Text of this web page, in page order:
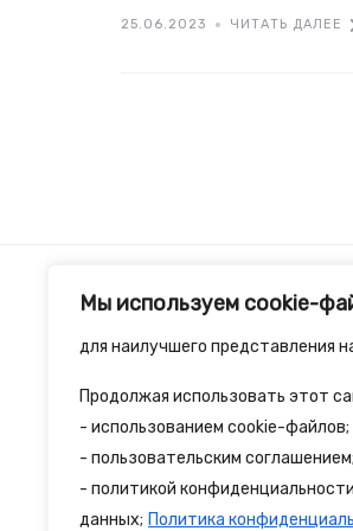
Мы используем cookie-
для наилучшего представления
Продолжая использовать этот
- использованием cookie-файлов;
- пользовательским соглашением;
- политикой
данных; Политика
25.06.2023 ЧИТАТЬ ДАЛЕЕ
2spalnika.ru — это
путешественников и